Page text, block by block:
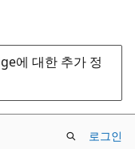
에 대한 추가 정
로그인